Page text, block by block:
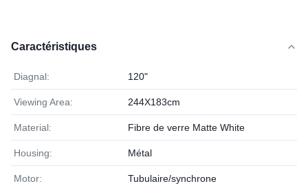
Caractéristiques
Diagnal: 120"
Viewing Area: 244X183cm
Material: Fibre de verre Matte White
Housing: Métal
Motor: Tubulaire/synchrone